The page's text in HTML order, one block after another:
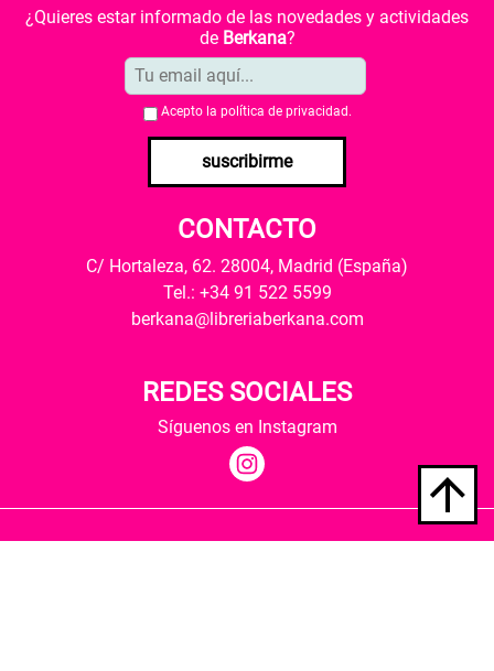
¿Quieres estar informado de las novedades y actividades
de Berkana?
Acepto la política de privacidad .
suscribirme
CONTACTO
C/ Hortaleza, 62. 28004, Madrid (España)
Tel.: +34 91 522 5599
berkana@libreriaberkana.com
REDES SOCIALES
Síguenos en Instagram